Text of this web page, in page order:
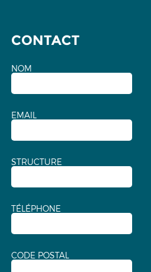
CONTACT
NOM
EMAIL
STRUCTURE
TÉLÉPHONE
CODE POSTAL